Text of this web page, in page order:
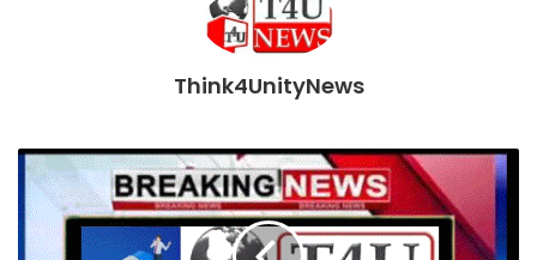
Think4UnityNews